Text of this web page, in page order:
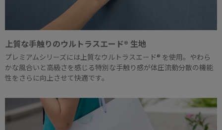
上質な手触りのウルトラスエード® 生地
プレミアムシリーズには上質なウルトラスエード® を使用。やわら
かな風合いと高級さを感じる特別な手触り感が体圧流動分散の機能
性をさらに向上させて快適です。